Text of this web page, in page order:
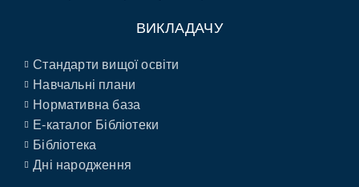
ВИКЛАДАЧУ
Стандарти вищої освіти
Навчальні плани
Нормативна база
E-каталог Бібліотеки
Бібліотека
Дні народження